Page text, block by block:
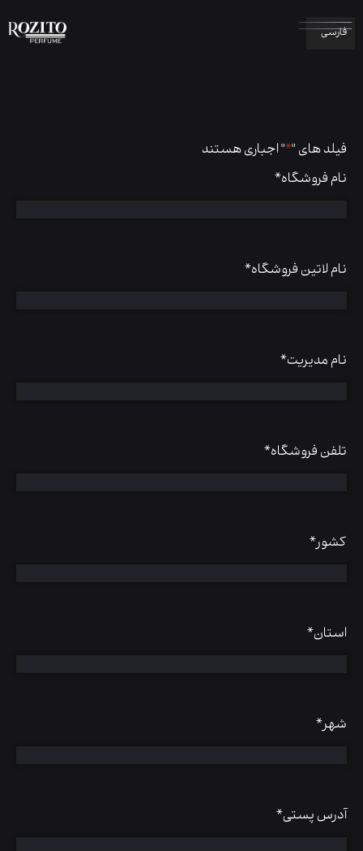
فارسی
فیلد های "*" اجباری هستند
نام فروشگاه*
نام لاتین فروشگاه*
نام مدیریت*
تلفن فروشگاه*
کشور*
استان*
شهر*
آدرس پستی*